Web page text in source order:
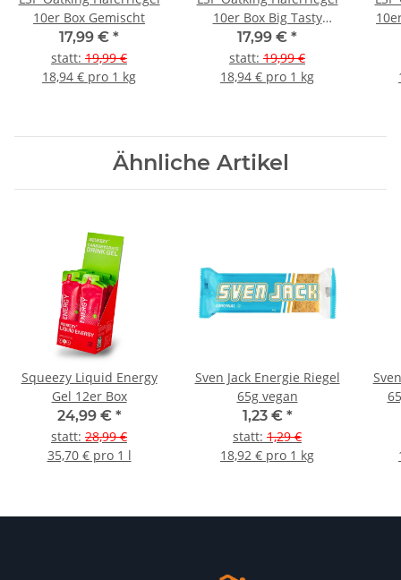
10er Box Gemischt
17,99 € *
statt: 19,99 €
18,94 € pro 1 kg
10er Box Big Tasty
Chocolate
17,99 € *
statt: 19,99 €
18,94 € pro 1 kg
Ähnliche Artikel
Squeezy Liquid Energy
Gel 12er Box
24,99 € *
statt: 28,99 €
35,70 € pro 1 l
Sven Jack Energie Riegel
65g vegan
1,23 € *
statt: 1,29 €
18,92 € pro 1 kg